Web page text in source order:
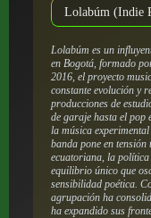
Lolabúm (Indie
Lolabúm es un
en Bogotá, formado
2016, el proyecto
constante evolución y
producciones de
de garaje hasta el pop
la música
banda pone en
ecuatoriana, la
equilibrio único que
sensibilidad poética.
agrupación ha
ha expandido sus